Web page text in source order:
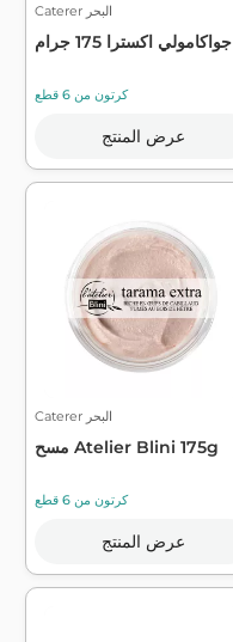
Caterer البحر
جواكامولي اكسترا 175 جرام
كرتون من 6 قطع
عرض المنتج
Caterer البحر
مسح Atelier Blini 175g
كرتون من 6 قطع
عرض المنتج